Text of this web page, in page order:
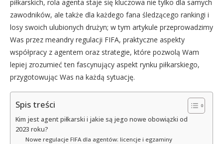
piłkarskich, rola agenta staje się kluczowa nie tylko dla samych
zawodników, ale także dla każdego fana śledzącego rankingi i
losy swoich ulubionych drużyn; w tym artykule przeprowadzimy
Was przez meandry regulacji FIFA, praktyczne aspekty
współpracy z agentem oraz strategie, które pozwolą Wam
lepiej zrozumieć ten fascynujący aspekt rynku piłkarskiego,
przygotowując Was na każdą sytuację.
Spis treści
Kim jest agent piłkarski i jakie są jego nowe obowiązki od
2023 roku?
Nowe regulacje FIFA dla agentów: licencje i egzaminy